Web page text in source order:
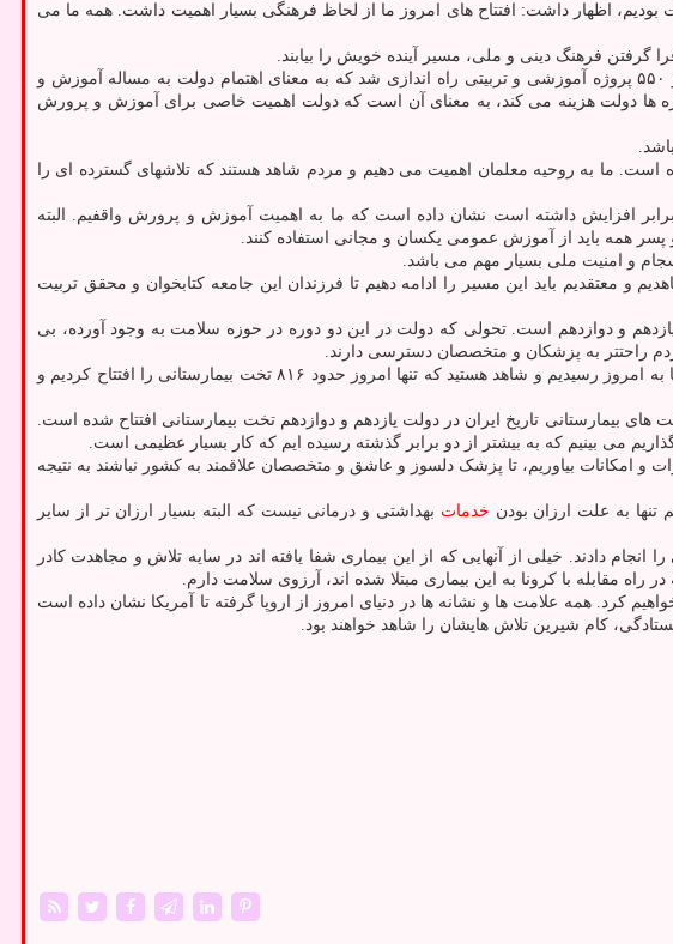
اظهار داشت: افتتاح های امروز ما از لحاظ فرهنگی بسیار اهمیت داشت. همه ما می
گرفتن فرهنگ دینی و ملی، مسیر آینده خویش را بیابند.
رئیس جمهور تصریح کرد: مدرسه جایگاه بسیار بااهمیتی است و معلمان نقش بسیار بزرگی دارند. امروز شاهد آن بودیم که هزار و ۵۵۰ پروژه آموزشی و تربیتی راه اندازی شد که به معنای اهتمام دولت به مساله آموزش و
آموزش و توسعه و تکمیل این پروژه ها دولت هزینه می کند، به معنای آن است که دولت اهمیت خاصی برای آموزش و پرورش
بیشتر از دو برابری را نشان داده است. ما به روحیه معلمان اهمیت می دهیم و مردم شاهد هستند که تلاشهای گسترده ای را
رئیس جمهور ضمن اشاره به افزایش حقوق معلمان، اظهار داشت: اینکه امروز حقوق معلمان در هفت سال گذشته بیشتر از ۴ برابر افزایش داشته است نشان داده است که ما به اهمیت آموزش و پرورش واقفیم. البته
همه باید از آموزش عمومی یکسان و مجانی استفاده کنند.
و امنیت ملی بسیار مهم می باشد.
معتقدیم باید این مسیر را ادامه دهیم تا فرزندان این جامعه کتابخوان و محقق تربیت
و دوازدهم است. تحولی که دولت در این دو دوره در حوزه سلامت به وجود آورده، بی
راحتتر به پزشکان و متخصصان دسترسی دارند.
روحانی ضمن اشاره به طرح تحول سلامت، اضافه کرد: از سال ۹۳ طرح تحول سلامت را شروع کردیم و قدم به قدم پیش آمدیم تا به امروز رسیدیم و شاهد هستید که تنها امروز حدود ۸۱۶ تخت بیمارستانی را افتتاح کردیم و
بیمارستانی تاریخ ایران در دولت یازدهم و دوازدهم تخت بیمارستانی افتتاح شده است.
و امکانات بیاوریم، تا پزشک دلسوز و عاشق و متخصصان علاقمند به کشور نباشند به نتیجه
تنها به علت ارزان بودن خدمات بهداشتی و درمانی نیست که البته بسیار ارزان تر از سایر
دادند. خیلی از آنهایی که از این بیماری شفا یافته اند در سایه تلاش و مجاهدت کادر
مقابله با کرونا به این بیماری مبتلا شده اند، آرزوی سلامت دارم.
رهبری و همدلی از تحریم عبور خواهیم کرد. همه علامت ها و نشانه ها در دنیای امروز از اروپا گرفته تا آمریکا نشان داده است
کام شیرین تلاش هایشان را شاهد خواهند بود.